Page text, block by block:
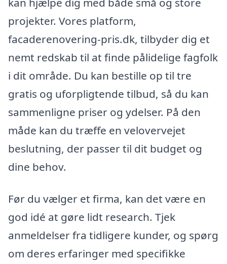
projekter. Vores platform,
facaderenovering-pris.dk, tilbyder dig et
nemt redskab til at finde pålidelige fagfolk
i dit område. Du kan bestille op til tre
gratis og uforpligtende tilbud, så du kan
sammenligne priser og ydelser. På den
måde kan du træffe en velovervejet
beslutning, der passer til dit budget og
dine behov.
Før du vælger et firma, kan det være en
god idé at gøre lidt research. Tjek
anmeldelser fra tidligere kunder, og spørg
om deres erfaringer med specifikke